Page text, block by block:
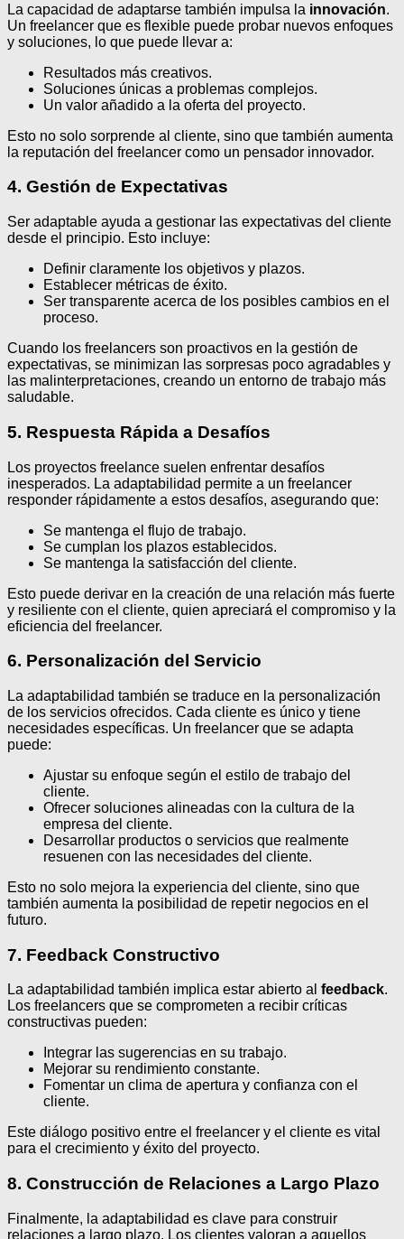
La capacidad de adaptarse también impulsa la innovación.
Un freelancer que es flexible puede probar nuevos enfoques
y soluciones, lo que puede llevar a:
Resultados más creativos.
Soluciones únicas a problemas complejos.
Un valor añadido a la oferta del proyecto.
Esto no solo sorprende al cliente, sino que también aumenta
la reputación del freelancer como un pensador innovador.
4. Gestión de Expectativas
Ser adaptable ayuda a gestionar las expectativas del cliente
desde el principio. Esto incluye:
Definir claramente los objetivos y plazos.
Establecer métricas de éxito.
Ser transparente acerca de los posibles cambios en el
proceso.
Cuando los freelancers son proactivos en la gestión de
expectativas, se minimizan las sorpresas poco agradables y
las malinterpretaciones, creando un entorno de trabajo más
saludable.
5. Respuesta Rápida a Desafíos
Los proyectos freelance suelen enfrentar desafíos
inesperados. La adaptabilidad permite a un freelancer
responder rápidamente a estos desafíos, asegurando que:
Se mantenga el flujo de trabajo.
Se cumplan los plazos establecidos.
Se mantenga la satisfacción del cliente.
Esto puede derivar en la creación de una relación más fuerte
y resiliente con el cliente, quien apreciará el compromiso y la
eficiencia del freelancer.
6. Personalización del Servicio
La adaptabilidad también se traduce en la personalización
de los servicios ofrecidos. Cada cliente es único y tiene
necesidades específicas. Un freelancer que se adapta
puede:
Ajustar su enfoque según el estilo de trabajo del
cliente.
Ofrecer soluciones alineadas con la cultura de la
empresa del cliente.
Desarrollar productos o servicios que realmente
resuenen con las necesidades del cliente.
Esto no solo mejora la experiencia del cliente, sino que
también aumenta la posibilidad de repetir negocios en el
futuro.
7. Feedback Constructivo
La adaptabilidad también implica estar abierto al feedback.
Los freelancers que se comprometen a recibir críticas
constructivas pueden:
Integrar las sugerencias en su trabajo.
Mejorar su rendimiento constante.
Fomentar un clima de apertura y confianza con el
cliente.
Este diálogo positivo entre el freelancer y el cliente es vital
para el crecimiento y éxito del proyecto.
8. Construcción de Relaciones a Largo Plazo
Finalmente, la adaptabilidad es clave para construir
relaciones a largo plazo. Los clientes valoran a aquellos